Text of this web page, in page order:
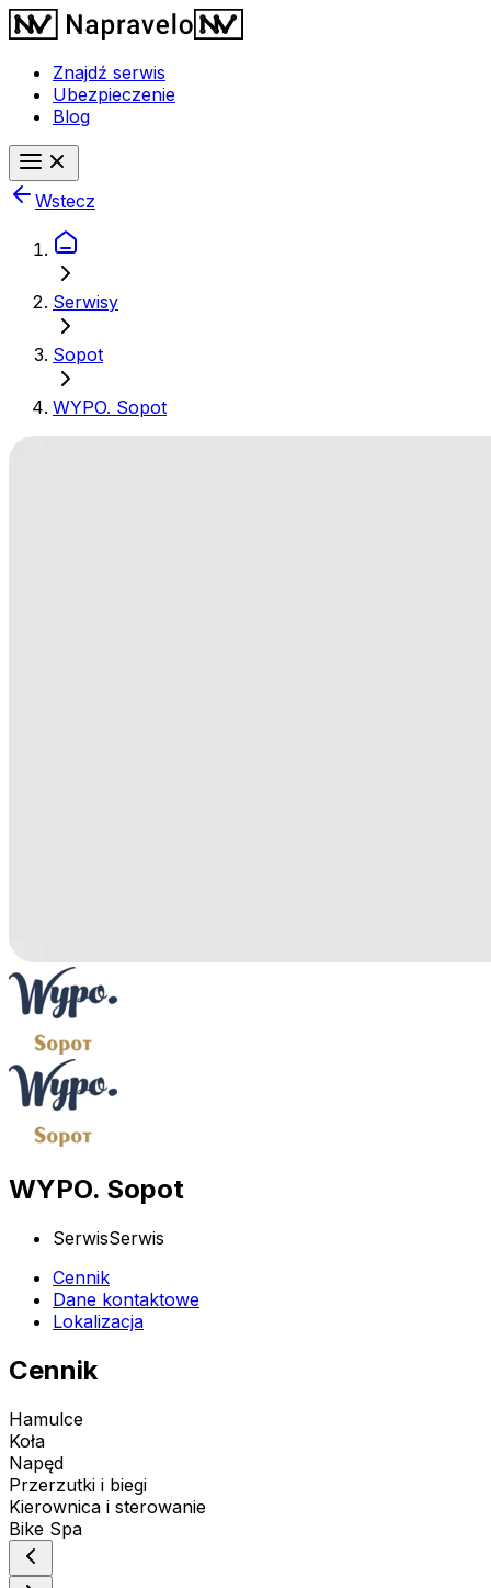
Znajdź serwis
Ubezpieczenie
Blog
Wstecz
Serwisy
Sopot
WYPO. Sopot
WYPO. Sopot
SerwisSerwis
Cennik
Dane kontaktowe
Lokalizacja
Cennik
Hamulce
Koła
Napęd
Przerzutki i biegi
Kierownica i sterowanie
Bike Spa